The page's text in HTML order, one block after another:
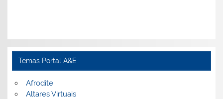
Temas Portal A&E
Afrodite
Altares Virtuais